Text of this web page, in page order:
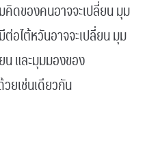
ดของคนอาจจะเปลี่ยน มุม
ไต้หวันอาจจะเปลี่ยน มุม
น และมุมมองของ
ยเช่นเดียวกัน